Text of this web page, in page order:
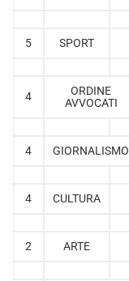
5 SPORT
4
ORDINE
AVVOCATI
4 GIORNALISMO
4 CULTURA
2 ARTE